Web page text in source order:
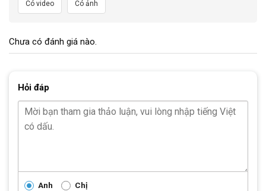
cùng tiện lợi khi có thể mang được nhiều vật dụng cá nhân hơn.
City 200 2021:
Có video Có ảnh
Chưa có đánh giá nào.
Hỏi đáp
Anh Chị